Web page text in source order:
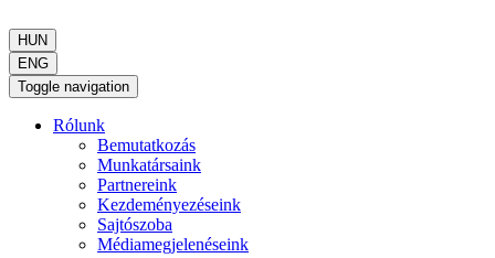
HUN
ENG
Toggle navigation
Rólunk
Bemutatkozás
Munkatársaink
Partnereink
Kezdeményezéseink
Sajtószoba
Médiamegjelenéseink